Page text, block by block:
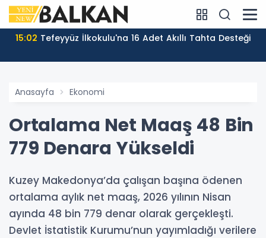
15:02 Tefeyyüz İlkokulu'na 16 Adet Akıllı Tahta Desteği
Anasayfa Ekonomi
Ortalama Net Maaş 48 Bin
779 Denara Yükseldi
Kuzey Makedonya’da çalışan başına ödenen
ortalama aylık net maaş, 2026 yılının Nisan
ayında 48 bin 779 denar olarak gerçekleşti.
Devlet İstatistik Kurumu’nun yayımladığı verilere